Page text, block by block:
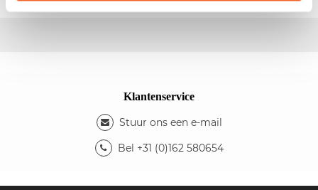
Klantenservice
Stuur ons een e-mail
Bel +31 (0)162 580654